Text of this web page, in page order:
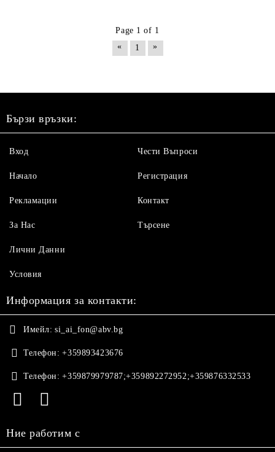
Page 1 of 1
«
1 »
Бързи връзки:
Вход
Начало
Рекламации
За Нас
Чести Въпроси
Регистрация
Контакт
Търсене
Лични Данни
Условия
Информация за контакти:
Имейл: si_ai_fon@abv.bg
Телефон: +359893423676
Телефон: +359879979787;+359892272952;+359876332533
Ние работим с